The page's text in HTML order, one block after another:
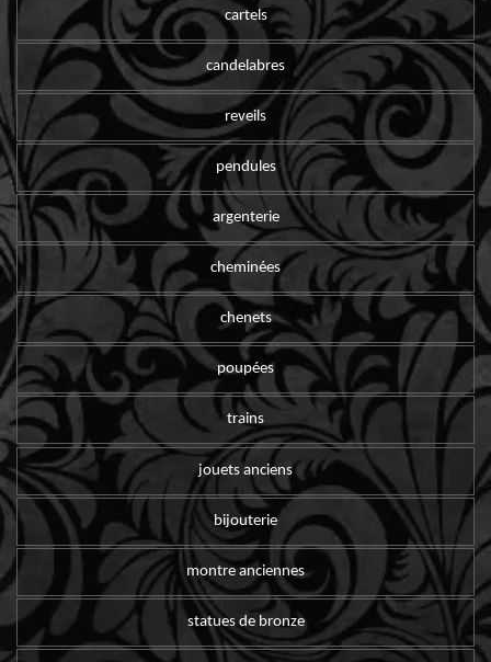
cartels
candelabres
reveils
pendules
argenterie
cheminées
chenets
poupées
trains
jouets anciens
bijouterie
montre anciennes
statues de bronze